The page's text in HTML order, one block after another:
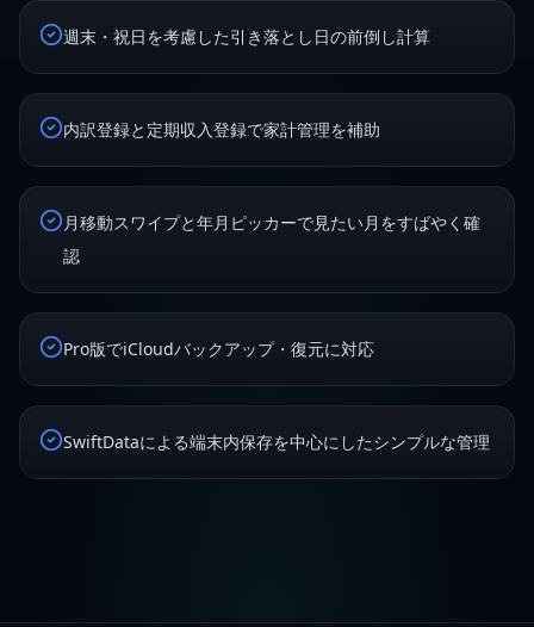
週末・祝日を考慮した引き落とし日の前倒し計算
内訳登録と定期収入登録で家計管理を補助
月移動スワイプと年月ピッカーで見たい月をすばやく確
認
Pro版でiCloudバックアップ・復元に対応
SwiftDataによる端末内保存を中心にしたシンプルな管理